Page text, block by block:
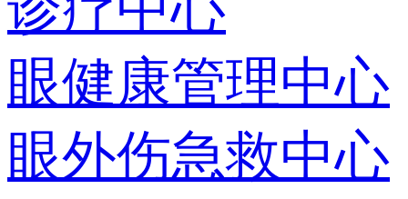
眼健康管理中心
眼外伤急救中心